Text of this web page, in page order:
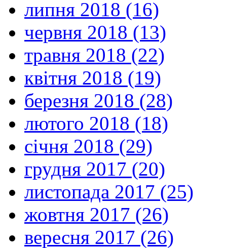
липня 2018 (16)
червня 2018 (13)
травня 2018 (22)
квітня 2018 (19)
березня 2018 (28)
лютого 2018 (18)
січня 2018 (29)
грудня 2017 (20)
листопада 2017 (25)
жовтня 2017 (26)
вересня 2017 (26)